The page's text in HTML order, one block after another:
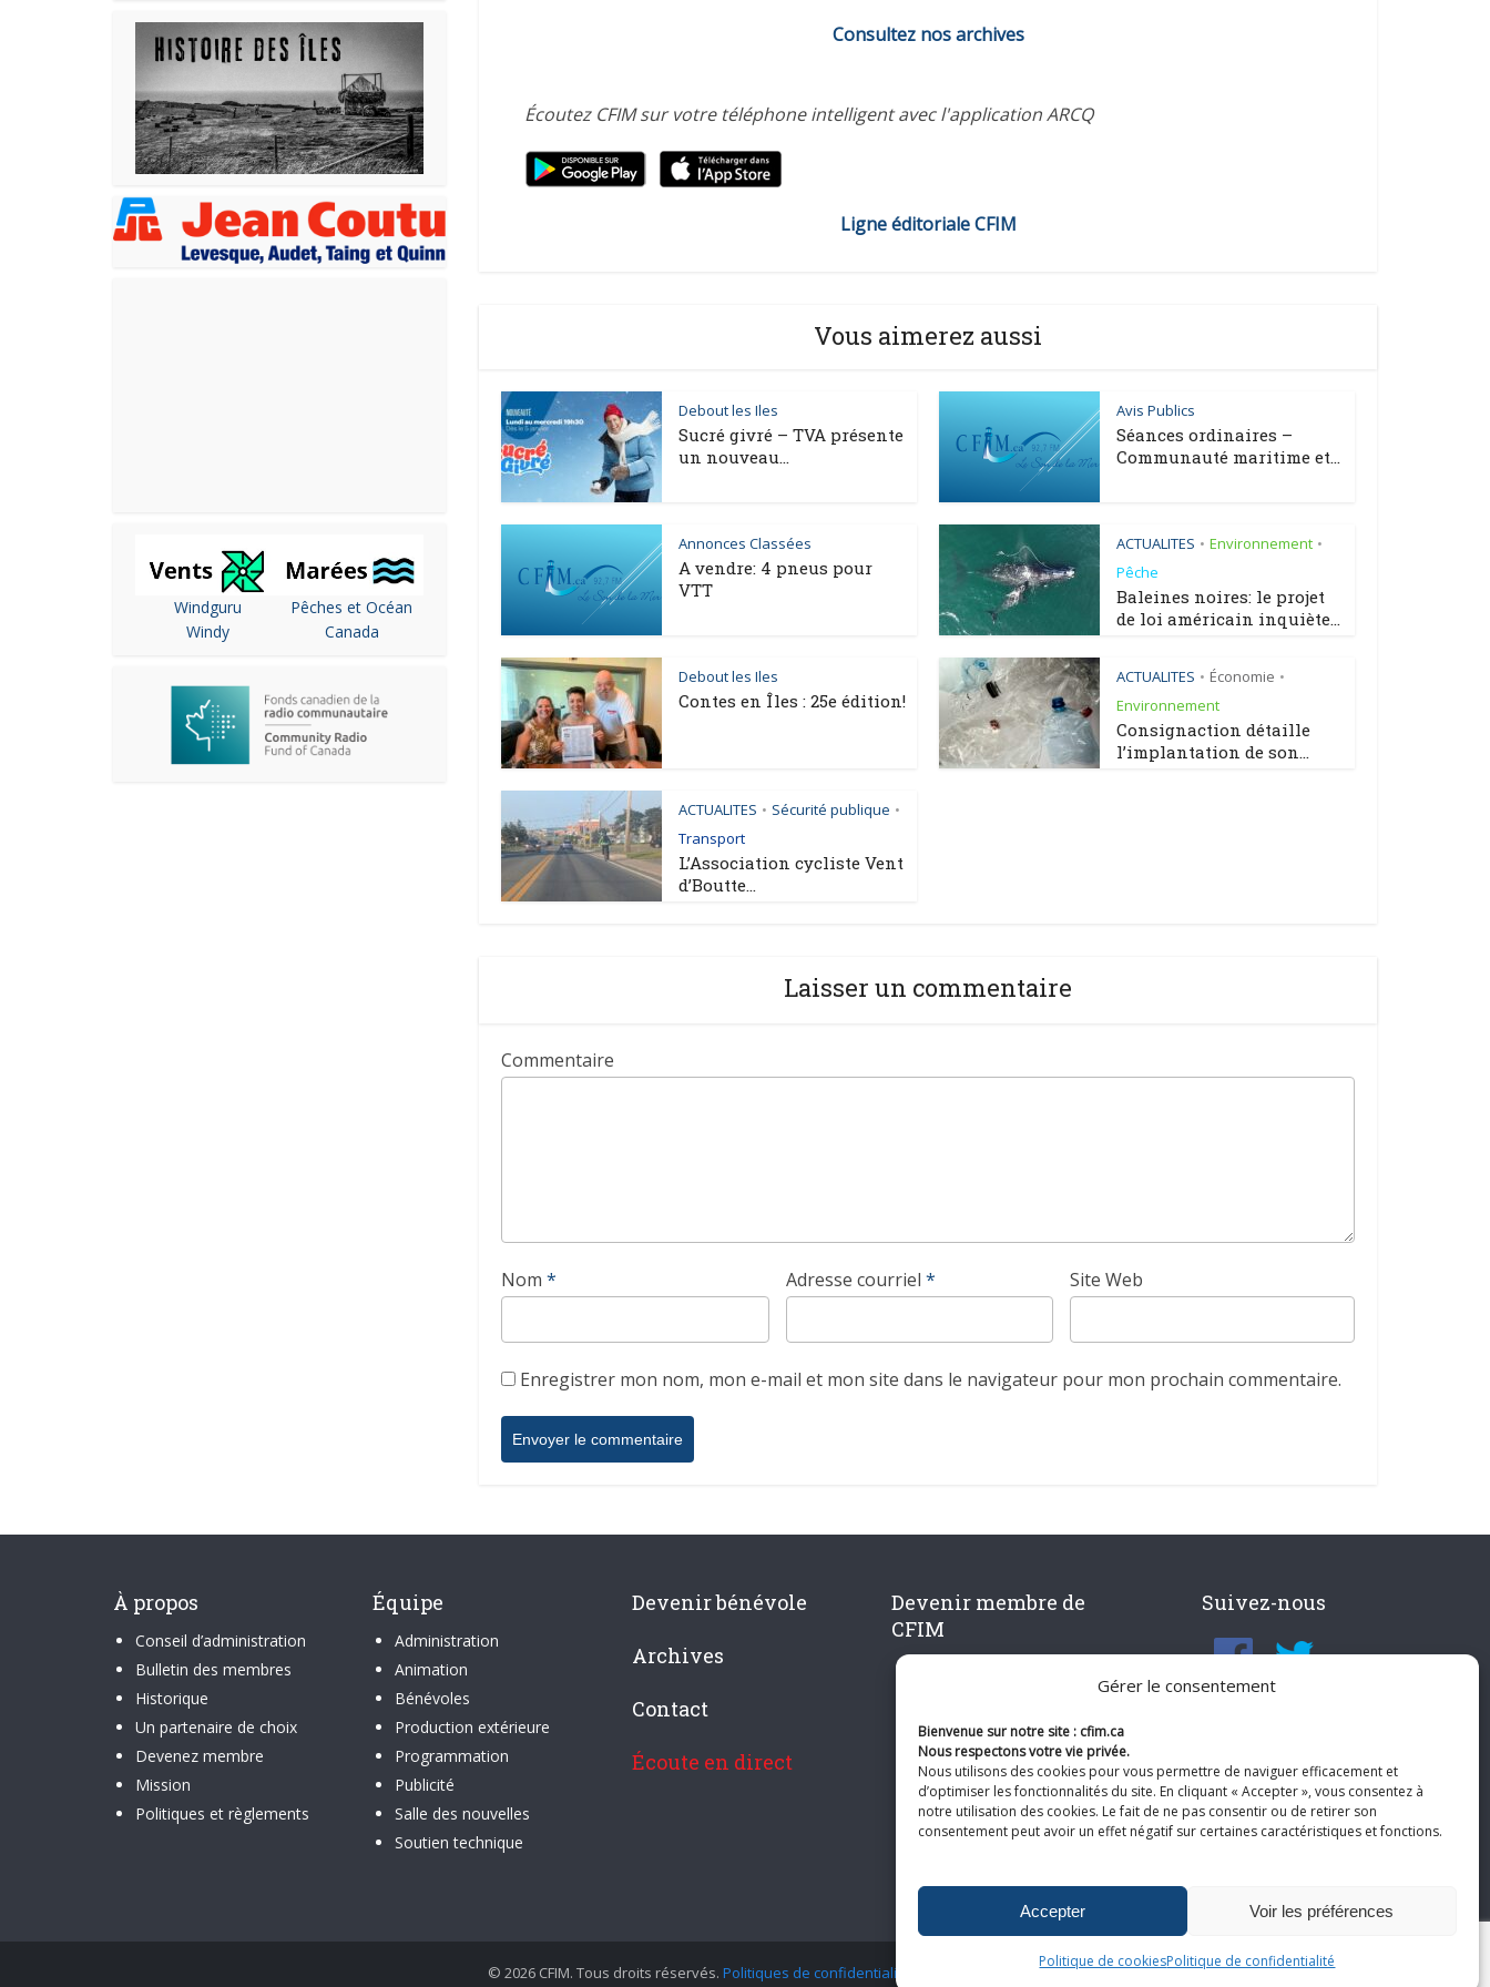
Gérer le consentement
Bienvenue sur notre site : cfim.ca
Nous respectons votre vie privée.
Nous utilisons des cookies pour vous permettre de naviguer efficacement et
d’optimiser les fonctionnalités du site. En cliquant « Accepter », vous consentez à
notre utilisation des cookies. Le fait de ne pas consentir ou de retirer son
consentement peut avoir un effet négatif sur certaines caractéristiques et fonctions.
Accepter Voir les préférences
Politique de cookiesPolitique de confidentialité
Windguru
Windy
Pêches et Océan
Canada
Consultez nos archives
Écoutez CFIM sur votre téléphone intelligent avec l'application ARCQ
Ligne éditoriale CFIM
Vous aimerez aussi
Debout les Iles
Sucré givré – TVA présente
un nouveau...
Avis Publics
Séances ordinaires –
Communauté maritime et...
Annonces Classées
A vendre: 4 pneus pour
VTT
ACTUALITES • Environnement •
Pêche
Baleines noires: le projet
de loi américain inquiète...
Debout les Iles
Contes en Îles : 25e édition!
ACTUALITES • Économie •
Environnement
Consignaction détaille
l’implantation de son...
ACTUALITES • Sécurité publique •
Transport
L’Association cycliste Vent
d’Boutte...
Laisser un commentaire
Commentaire
Nom * Adresse courriel * Site Web
Enregistrer mon nom, mon e-mail et mon site dans le navigateur pour mon prochain commentaire.
À propos
Conseil d’administration
Bulletin des membres
Historique
Un partenaire de choix
Devenez membre
Mission
Politiques et règlements
Équipe
Administration
Animation
Bénévoles
Production extérieure
Programmation
Publicité
Salle des nouvelles
Soutien technique
Devenir bénévole
Archives
Contact
Écoute en direct
Devenir membre de
CFIM
Suivez-nous
© 2026 CFIM. Tous droits réservés. Politiques de confidentialité